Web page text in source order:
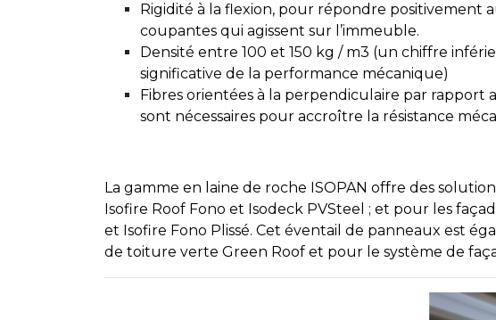
Rigidité à la flexion, pour répondre positivement
coupantes qui agissent sur l’immeuble.
Densité entre 100 et 150 kg / m3 (un chiffre
significative de la performance mécanique)
Fibres orientées à la perpendiculaire par
sont nécessaires pour accroître la résistance
La gamme en laine de roche ISOPAN offre des
Isofire Roof Fono et Isodeck PVSteel ; et pour les
et Isofire Fono Plissé. Cet éventail de panneaux est
de toiture verte Green Roof et pour le système de